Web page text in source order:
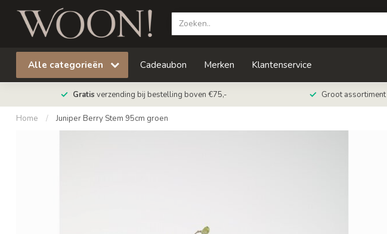
Alle categorieën Cadeaubon Merken Klantenservice
Gratis verzending bij bestelling boven €75,- Groot assortiment
Home / Juniper Berry Stem 95cm groen